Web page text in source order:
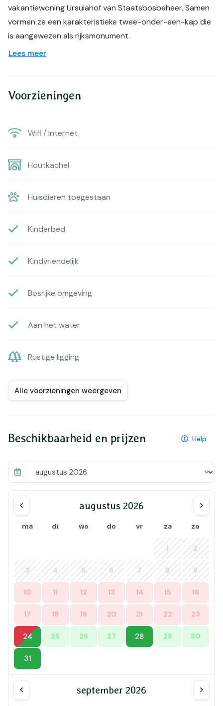
vakantiewoning Ursulahof van Staatsbosbeheer. Samen
vormen ze een karakteristieke twee-onder-een-kap die
is aangewezen als rijksmonument.
Lees meer
Voorzieningen
Wifi / Internet
Houtkachel
Huisdieren toegestaan
Kinderbed
Kindvriendelijk
Bosrijke omgeving
Aan het water
Rustige ligging
Alle voorzieningen weergeven
Beschikbaarheid en prijzen Help
augustus 2026
ma di wo do vr za zo
1 2
3 4 5 6 7 8 9
10 11 12 13 14 15 16
17 18 19 20 21 22 23
24 25 26 27 28 29 30
31
september 2026